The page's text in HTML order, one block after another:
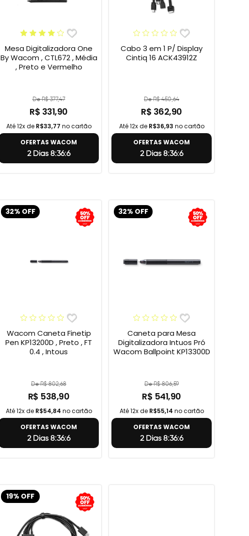
Mesa Digitalizadora One
By Wacom , CTL672 , Média
, Preto e Vermelho
De R$ 377,47
R$ 331,90
Até 12x de R$33,77 no cartão
OFERTAS WACOM
2 Dias 8:36:5
Cabo 3 em 1 P/ Display
Cintiq 16 ACK43912Z
De R$ 450,64
R$ 362,90
Até 12x de R$36,93 no cartão
OFERTAS WACOM
2 Dias 8:36:5
32% OFF
Wacom Caneta Finetip
Pen KP13200D , Preto , FT
0.4 , Intous
De R$ 802,68
R$ 538,90
Até 12x de R$54,84 no cartão
OFERTAS WACOM
2 Dias 8:36:5
32% OFF
Caneta para Mesa
Digitalizadora Intuos Pró
Wacom Ballpoint KP13300D
De R$ 806,59
R$ 541,90
Até 12x de R$55,14 no cartão
OFERTAS WACOM
2 Dias 8:36:5
19% OFF